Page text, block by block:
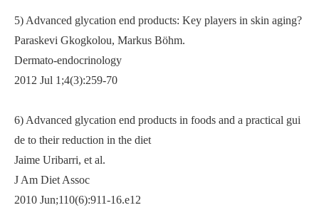
5) Advanced glycation end products: Key players in skin aging?
Paraskevi Gkogkolou, Markus Böhm.
Dermato-endocrinology
2012 Jul 1;4(3):259-70
6) Advanced glycation end products in foods and a practical gui
de to their reduction in the diet
Jaime Uribarri, et al.
J Am Diet Assoc
2010 Jun;110(6):911-16.e12